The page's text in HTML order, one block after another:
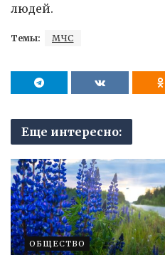
людей.
Темы: МЧС
Еще интересно:
ОБЩЕСТВО